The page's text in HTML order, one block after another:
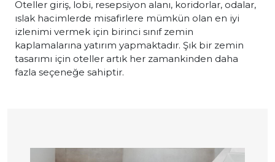
Oteller giriş, lobi, resepsiyon alanı, koridorlar, odalar,
ıslak hacimlerde misafirlere mümkün olan en iyi
izlenimi vermek için birinci sınıf zemin
kaplamalarına yatırım yapmaktadır. Şık bir zemin
tasarımı için oteller artık her zamankinden daha
fazla seçeneğe sahiptir.